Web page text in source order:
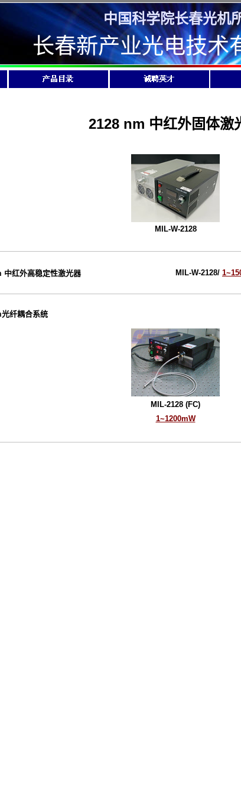
中国科学院长春光机
长春新产业光电技术
2128 nm 中红外固体激
MIL-W-2128
中红外高稳定性激光器 MIL-W-2128/
纤耦合系统
MIL-2128 (FC)
1~1200mW